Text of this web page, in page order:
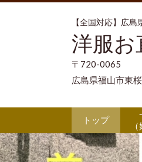
【全国対応】広島
洋服お
〒720-0065
広島県福山市東
トップ